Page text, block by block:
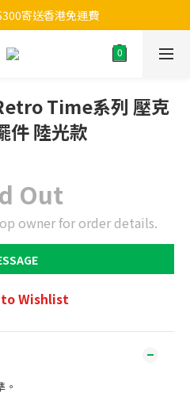
寄送香港免運費
Time系列 壓克
件 陸光款
Out
owner for order details.
Wishlist